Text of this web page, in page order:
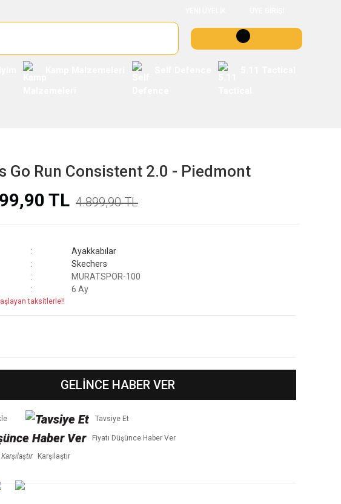
Go Run Consistent 2.0 - Piedmont
TL 4.899,90 TL
Ayakkabılar
Skechers
MURATSPOR-100
6 Ay
taksitlerle!!
GELİNCE HABER VER
Tavsiye Et
Fiyatı Düşünce Haber Ver
Karşılaştır